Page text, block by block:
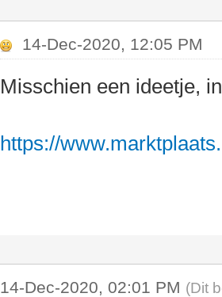
14-Dec-2020, 12:05 PM
Misschien een ideetje,
https://
14-Dec-2020, 02:01 PM (Dit